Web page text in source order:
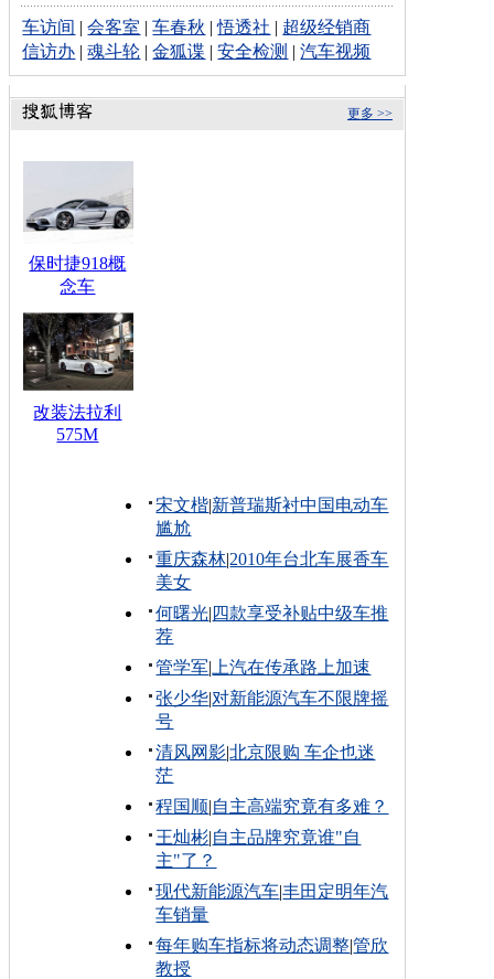
车访间 |会客室 |车春秋 |悟透社 | 超级经销商
信访办 |魂斗轮 |金狐谍 |安全检测 |汽车视频
更多 >>
保时捷918概
念车
改装法拉利
575M
宋文楷|新普瑞斯衬中国电动车
尴尬
重庆森林|2010年台北车展香车
美女
何曙光| 四款享受补贴中级车推
荐
管学军| 上汽在传承路上加速
张少华|对新能源汽车不限牌摇
号
清风网影|北京限购 车企也迷
茫
程国顺|自主高端究竟有多难？
王灿彬|自主品牌究竟谁"自
主"了？
现代新能源汽车|丰田定明年汽
车销量
每年购车指标将动态调整|管欣
教授